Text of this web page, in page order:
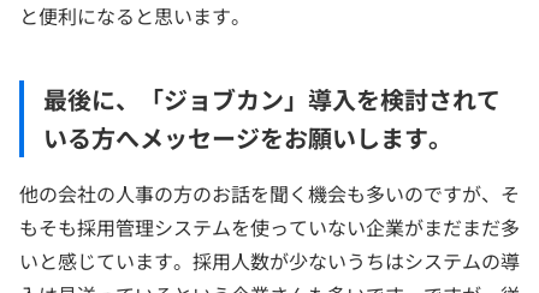
と便利になると思います。
最後に、「ジョブカン」導入を検討されて
いる方へメッセージをお願いします。
他の会社の人事の方のお話を聞く機会も多いのですが、そ
もそも採用管理システムを使っていない企業がまだまだ多
いと感じています。採用人数が少ないうちはシステムの導